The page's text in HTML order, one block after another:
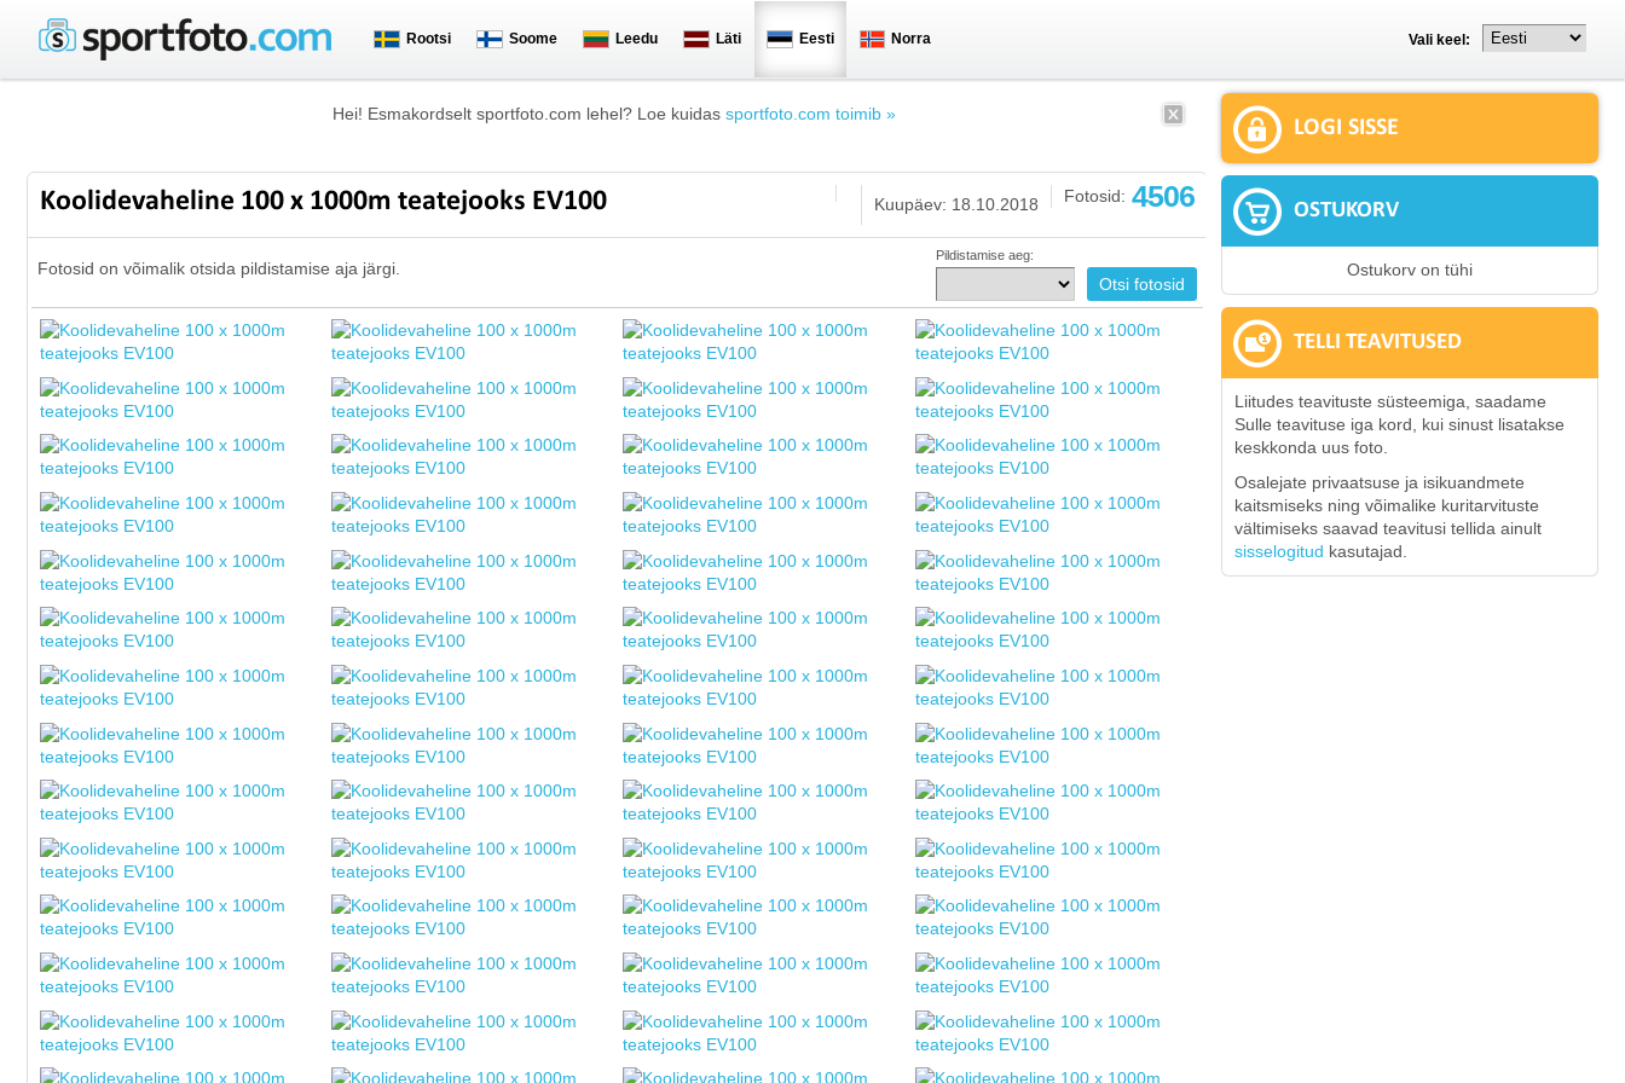
Rootsi Soome Leedu Läti Eesti Norra Vali keel:
Hei! Esmakordselt sportfoto.com lehel? Loe kuidas sportfoto.com toimib »
Koolidevaheline 100 x 1000m teatejooks EV100 Fotosid: 4506
Kuupäev: 18.10.2018
Fotosid on võimalik otsida pildistamise aja järgi.
Pildistamise aeg:
LOGI SISSE
OSTUKORV
Ostukorv on tühi
TELLI TEAVITUSED
Liitudes teavituste süsteemiga, saadame
Sulle teavituse iga kord, kui sinust lisatakse
keskkonda uus foto.
Osalejate privaatsuse ja isikuandmete
kaitsmiseks ning võimalike kuritarvituste
vältimiseks saavad teavitusi tellida ainult
sisselogitud kasutajad.